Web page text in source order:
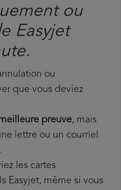
ou
Easyjet
ou
que vous deviez
preuve, mais
lettre ou un courriel
les cartes
Easyjet, même si vous